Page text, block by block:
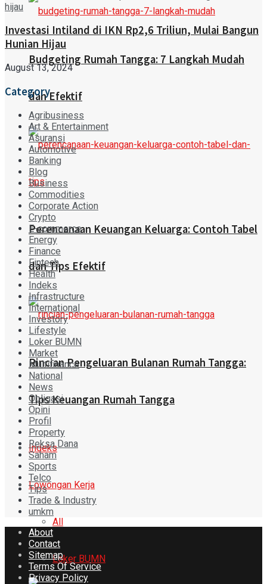
Budgeting Rumah Tangga: 7 Langkah Mudah
dan Efektif
Perencanaan Keuangan Keluarga: Contoh Tabel
dan Tips Efektif
Rincian Pengeluaran Bulanan Rumah Tangga:
Tips Keuangan Rumah Tangga
Indeks
Lowongan Kerja
All
Loker BUMN
Investasi Intiland di IKN Rp2,6 Triliun, Mulai Bangun
Hunian Hijau
August 13, 2024
Category
Agribusiness
Art & Entertainment
Asuransi
Automotive
Banking
Blog
Business
Commodities
Corporate Action
Crypto
E-commerce
Energy
Finance
Fintech
Health
Indeks
Infrastructure
International
Investory
Lifestyle
Loker BUMN
Market
Multifinance
National
News
Obligasi
Opini
Profil
Property
Reksa Dana
Saham
Sports
Telco
Tips
Trade & Industry
umkm
About
Contact
Sitemap
Terms Of Service
Privacy Policy